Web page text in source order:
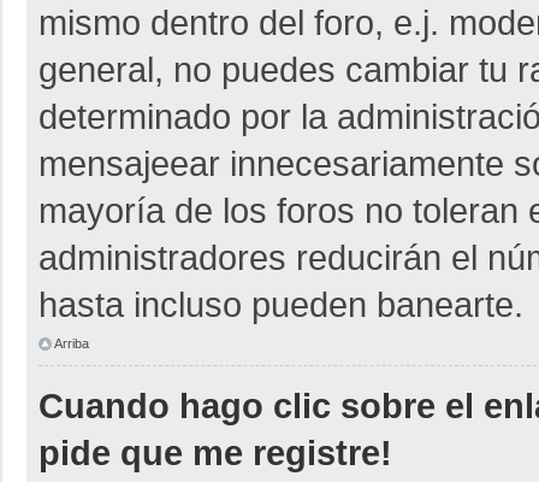
mismo dentro del foro, e.j.
general, no puedes cambiar tu
determinado por la
mensajeear innecesariamente
mayoría de los foros no toleran
administradores reducirán el
hasta incluso pueden banearte.
Arriba
Cuando hago clic sobre el
pide que me registre!